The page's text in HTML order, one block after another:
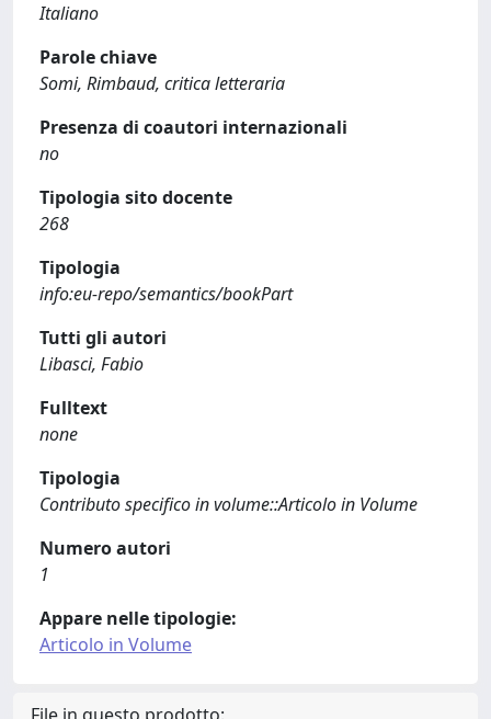
Italiano
Parole chiave
Somi, Rimbaud, critica letteraria
Presenza di coautori internazionali
no
Tipologia sito docente
268
Tipologia
info:eu-repo/semantics/bookPart
Tutti gli autori
Libasci, Fabio
Fulltext
none
Tipologia
Contributo specifico in volume::Articolo in Volume
Numero autori
1
Appare nelle tipologie:
Articolo in Volume